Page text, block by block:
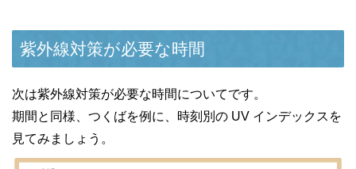
紫外線対策が必要な時間
次は紫外線対策が必要な時間についてです。
期間と同様、つくばを例に、時刻別の UV インデックスを
見てみましょう。